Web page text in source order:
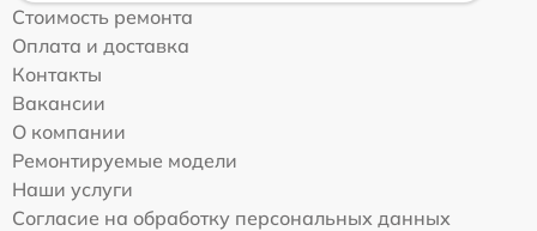
Стоимость ремонта
Оплата и доставка
Контакты
Вакансии
О компании
Ремонтируемые модели
Наши услуги
Согласие на обработку персональных данных